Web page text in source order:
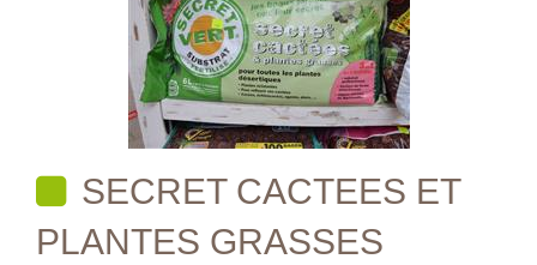
SECRET CACTEES ET
PLANTES GRASSES